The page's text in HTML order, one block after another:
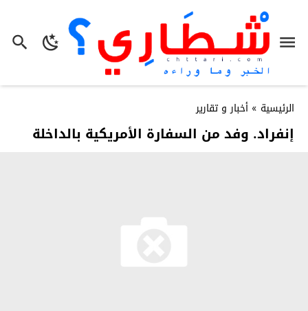
الرئيسية » أخبار و تقارير
إنفراد. وفد من السفارة الأمريكية بالداخلة